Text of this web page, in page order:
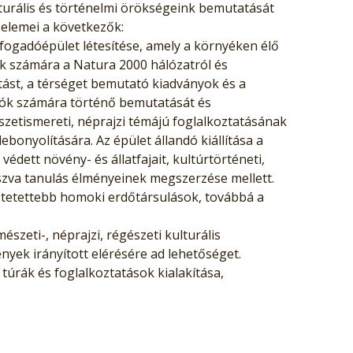
és történelmi örökségeink bemutatását
a következők:
létesítése, amely a környéken élő
számára a Natura 2000 hálózatról és
a térséget bemutató kiadványok és a
számára történő bemutatását és
néprajzi témájú foglalkoztatásának
Az épület állandó kiállítása a
növény- és állatfajait, kultúrtörténeti,
tanulás élményeinek megszerzése mellett.
homoki erdőtársulások, továbbá a
, néprajzi, régészeti kulturális
irányított elérésére ad lehetőséget.
és foglalkoztatások kialakítása,